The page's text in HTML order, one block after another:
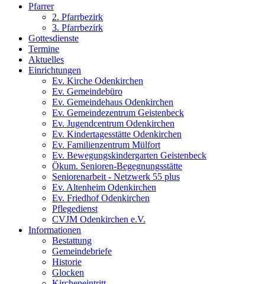
Pfarrer
2. Pfarrbezirk
3. Pfarrbezirk
Gottesdienste
Termine
Aktuelles
Einrichtungen
Ev. Kirche Odenkirchen
Ev. Gemeindebüro
Ev. Gemeindehaus Odenkirchen
Ev. Gemeindezentrum Geistenbeck
Ev. Jugendcentrum Odenkirchen
Ev. Kindertagesstätte Odenkirchen
Ev. Familienzentrum Mülfort
Ev. Bewegungskindergarten Geistenbeck
Ökum. Senioren-Begegnungsstätte
Seniorenarbeit - Netzwerk 55 plus
Ev. Altenheim Odenkirchen
Ev. Friedhof Odenkirchen
Pflegedienst
CVJM Odenkirchen e.V.
Informationen
Bestattung
Gemeindebriefe
Historie
Glocken